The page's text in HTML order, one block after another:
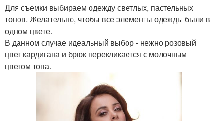
Для съемки выбираем одежду светлых, пастельных
тонов. Желательно, чтобы все элементы одежды были в
одном цвете.
В данном случае идеальный выбор - нежно розовый
цвет кардигана и брюк перекликается с молочным
цветом топа.